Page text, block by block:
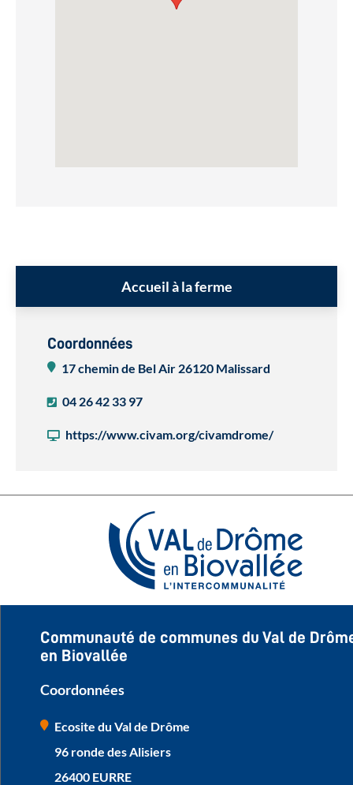
Accueil à la ferme
Coordonnées
17 chemin de Bel Air 26120 Malissard
04 26 42 33 97
https://www.civam.org/civamdrome/
Communauté de communes du Val de
en Biovallée
Coordonnées
Ecosite du Val de Drôme
96 ronde des Alisiers
26400 EURRE